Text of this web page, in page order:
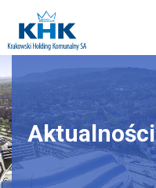
Aktualności